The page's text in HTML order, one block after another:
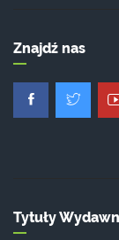
Znajdź nas
Tytuły